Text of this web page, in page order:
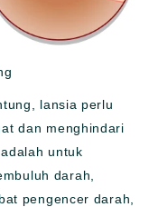
lansia perlu
dan menghindari
untuk
darah,
pengencer darah,